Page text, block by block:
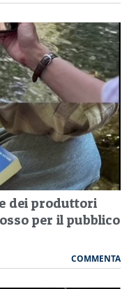
dei produttori
per il pubblico
COMMENTA